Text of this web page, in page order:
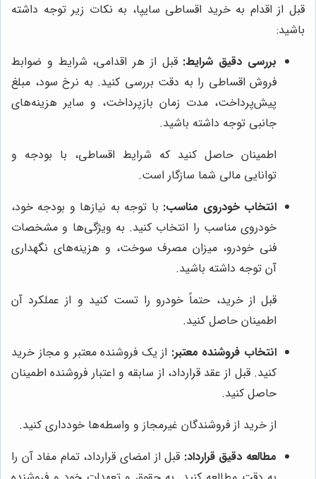
قبل از اقدام به خرید اقساطی سایپا، به نکات زیر توجه داشته
باشید:
بررسی دقیق شرایط: قبل از هر اقدامی، شرایط و ضوابط
فروش اقساطی را به دقت بررسی کنید. به نرخ سود، مبلغ
پیش‌پرداخت، مدت زمان بازپرداخت، و سایر هزینه‌های
جانبی توجه داشته باشید.
اطمینان حاصل کنید که شرایط اقساطی، با بودجه و
توانایی مالی شما سازگار است.
انتخاب خودروی مناسب: با توجه به نیازها و بودجه خود،
خودروی مناسب را انتخاب کنید. به ویژگی‌ها و مشخصات
فنی خودرو، میزان مصرف سوخت، و هزینه‌های نگهداری
آن توجه داشته باشید.
قبل از خرید، حتماً خودرو را تست کنید و از عملکرد آن
اطمینان حاصل کنید.
انتخاب فروشنده معتبر: از یک فروشنده معتبر و مجاز خرید
کنید. قبل از عقد قرارداد، از سابقه و اعتبار فروشنده اطمینان
حاصل کنید.
از خرید از فروشندگان غیرمجاز و واسطه‌ها خودداری کنید.
مطالعه دقیق قرارداد: قبل از امضای قرارداد، تمام مفاد آن را